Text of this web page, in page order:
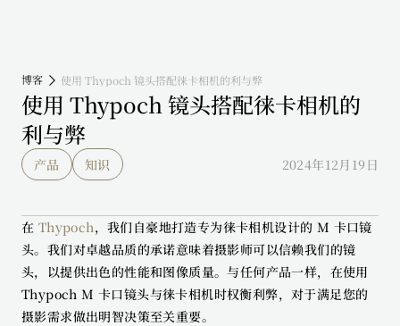
博客 使用 Thypoch 镜头搭配徕卡相机的利与弊
使用 Thypoch 镜头搭配徕卡相机的
利与弊
产品 知识 2024年12月19日
在 Thypoch，我们自豪地打造专为徕卡相机设计的 M 卡口镜
头。我们对卓越品质的承诺意味着摄影师可以信赖我们的镜
头，以提供出色的性能和图像质量。与任何产品一样，在使用
Thypoch M 卡口镜头与徕卡相机时权衡利弊，对于满足您的
摄影需求做出明智决策至关重要。